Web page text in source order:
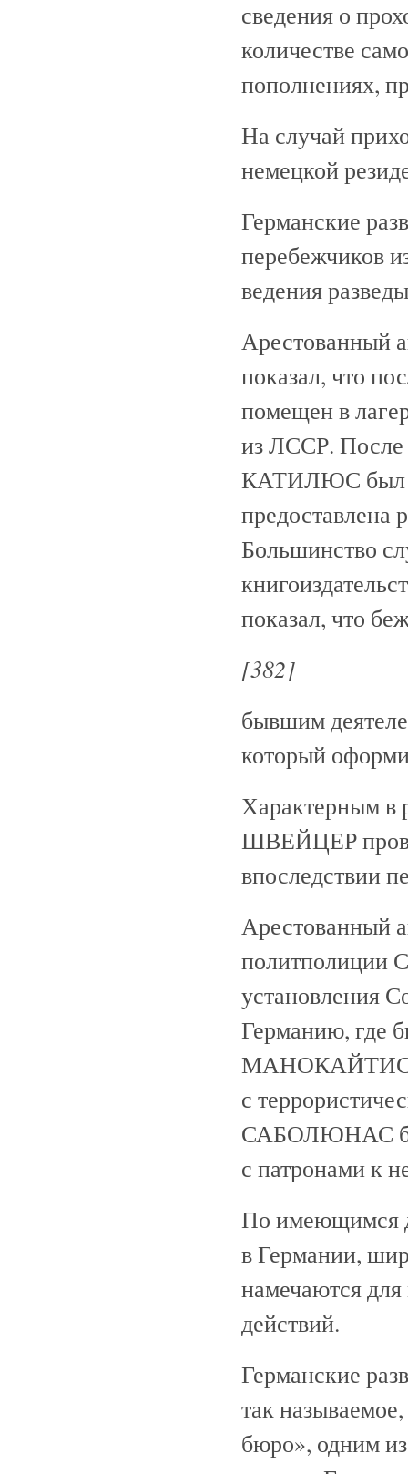
сведения о
количестве
пополнениях,
На случай
немецкой
Германские
перебежчиков
ведения
Арестованный
показал, что
помещен в
из ЛССР. После
КАТИЛЮС был
предоставлена
Большинство
показал, что
[382]
бывшим
который
Характерным в
ШВЕЙЦЕР
впоследствии
Арестованный
политполиции
установления
Германию, где
с
САБОЛЮНАС
с патронами к
По имеющимся
в Германии,
намечаются
действий.
Германские
так
бюро», одним из